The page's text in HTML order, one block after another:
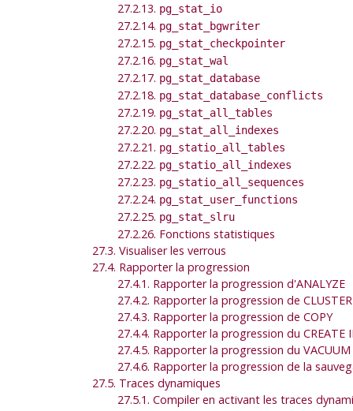
27.2.13. pg_stat_io
27.2.14. pg_stat_bgwriter
27.2.15. pg_stat_checkpointer
27.2.16. pg_stat_wal
27.2.17. pg_stat_database
27.2.18. pg_stat_database_conflicts
27.2.19. pg_stat_all_tables
27.2.20. pg_stat_all_indexes
27.2.21. pg_statio_all_tables
27.2.22. pg_statio_all_indexes
27.2.23. pg_statio_all_sequences
27.2.24. pg_stat_user_functions
27.2.25. pg_stat_slru
27.2.26. Fonctions statistiques
27.3. Visualiser les verrous
27.4. Rapporter la progression
27.4.1. Rapporter la progression d'ANALYZE
27.4.2. Rapporter la progression de CLUSTER
27.4.3. Rapporter la progression de COPY
27.4.4. Rapporter la progression du CREATE
27.4.5. Rapporter la progression du VACUUM
27.4.6. Rapporter la progression de la
27.5. Traces dynamiques
27.5.1. Compiler en activant les traces